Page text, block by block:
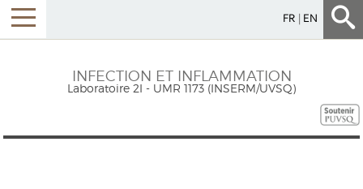
FR EN
INFECTION ET INFLAMMATION
Laboratoire 2I - UMR 1173 (INSERM/UVSQ)